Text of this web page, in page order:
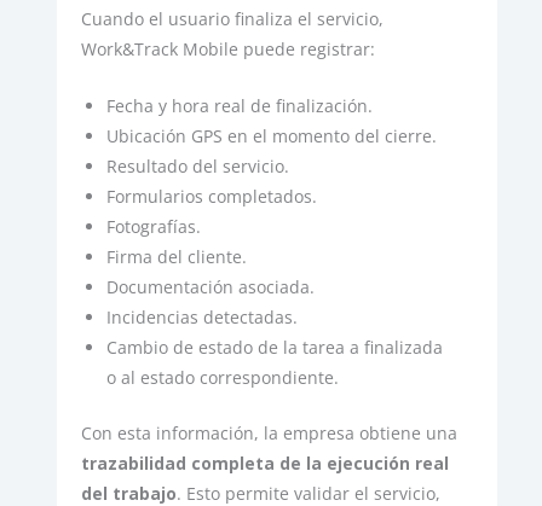
Cuando el usuario finaliza el servicio,
Work&Track Mobile puede registrar:
Fecha y hora real de finalización.
Ubicación GPS en el momento del cierre.
Resultado del servicio.
Formularios completados.
Fotografías.
Firma del cliente.
Documentación asociada.
Incidencias detectadas.
Cambio de estado de la tarea a finalizada
o al estado correspondiente.
Con esta información, la empresa obtiene una
trazabilidad completa de la ejecución real
del trabajo. Esto permite validar el servicio,